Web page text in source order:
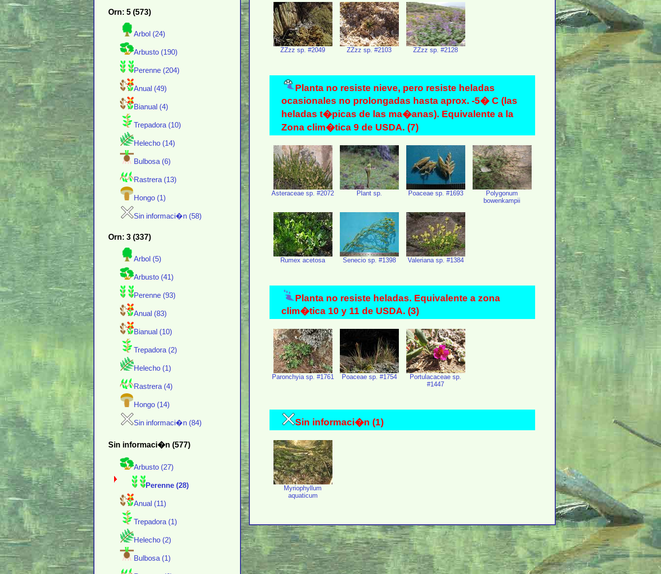
Orn: 5 (573)
Arbol (24)
Arbusto (190)
Perenne (204)
Anual (49)
Bianual (4)
Trepadora (10)
Helecho (14)
Bulbosa (6)
Rastrera (13)
Hongo (1)
Sin informaci�n (58)
Orn: 3 (337)
Arbol (5)
Arbusto (41)
Perenne (93)
Anual (83)
Bianual (10)
Trepadora (2)
Helecho (1)
Rastrera (4)
Hongo (14)
Sin informaci�n (84)
Sin informaci�n (577)
Arbusto (27)
Perenne (28)
Anual (11)
Trepadora (1)
Helecho (2)
Bulbosa (1)
ZZzz sp. #2049 ZZzz sp. #2103 ZZzz sp. #2128
Planta no resiste nieve, pero resiste heladas
ocasionales no prolongadas hasta aprox. -5� C (las
heladas t�picas de las ma�anas). Equivalente a la
Zona clim�tica 9 de USDA. (7)
Asteraceae sp. #2072 Plant sp. Poaceae sp. #1693
Polygonum
bowenkampii
Rumex acetosa Senecio sp. #1398 Valeriana sp. #1384
Planta no resiste heladas. Equivalente a zona
clim�tica 10 y 11 de USDA. (3)
Paronchyia sp. #1761 Poaceae sp. #1754
Portulacaceae sp.
#1447
Sin informaci�n (1)
Myriophyllum
aquaticum